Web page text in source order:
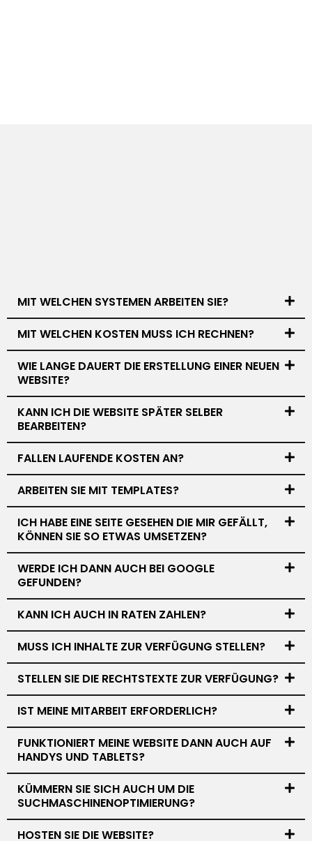
MIT WELCHEN SYSTEMEN ARBEITEN SIE?
MIT WELCHEN KOSTEN MUSS ICH RECHNEN?
WIE LANGE DAUERT DIE ERSTELLUNG EINER NEUEN
WEBSITE?
KANN ICH DIE WEBSITE SPÄTER SELBER
BEARBEITEN?
FALLEN LAUFENDE KOSTEN AN?
ARBEITEN SIE MIT TEMPLATES?
ICH HABE EINE SEITE GESEHEN DIE MIR GEFÄLLT,
KÖNNEN SIE SO ETWAS UMSETZEN?
WERDE ICH DANN AUCH BEI GOOGLE
GEFUNDEN?
KANN ICH AUCH IN RATEN ZAHLEN?
MUSS ICH INHALTE ZUR VERFÜGUNG STELLEN?
STELLEN SIE DIE RECHTSTEXTE ZUR VERFÜGUNG?
IST MEINE MITARBEIT ERFORDERLICH?
FUNKTIONIERT MEINE WEBSITE DANN AUCH AUF
HANDYS UND TABLETS?
KÜMMERN SIE SICH AUCH UM DIE
SUCHMASCHINENOPTIMIERUNG?
HOSTEN SIE DIE WEBSITE?